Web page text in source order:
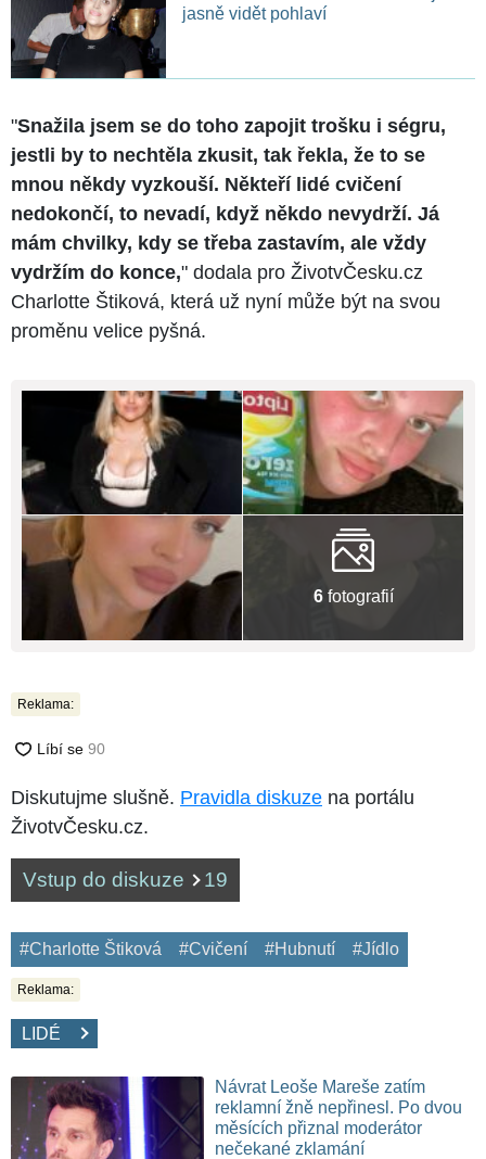
jasně vidět pohlaví
"Snažila jsem se do toho zapojit trošku i ségru,
jestli by to nechtěla zkusit, tak řekla, že to se
mnou někdy vyzkouší. Někteří lidé cvičení
nedokončí, to nevadí, když někdo nevydrží. Já
mám chvilky, kdy se třeba zastavím, ale vždy
vydržím do konce," dodala pro ŽivotvČesku.cz
Charlotte Štiková, která už nyní může být na svou
proměnu velice pyšná.
6fotografií
Reklama:
Diskutujme slušně. Pravidla diskuze na portálu
ŽivotvČesku.cz.
Vstup do diskuze 19
#Charlotte Štiková #Cvičení #Hubnutí #Jídlo
Reklama:
LIDÉ
Návrat Leoše Mareše zatím
reklamní žně nepřinesl. Po dvou
měsících přiznal moderátor
nečekané zklamání